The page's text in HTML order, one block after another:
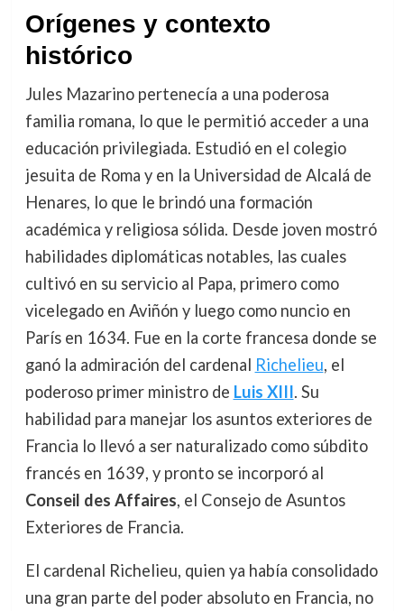
Orígenes y contexto
histórico
Jules Mazarino pertenecía a una poderosa
familia romana, lo que le permitió acceder a una
educación privilegiada. Estudió en el colegio
jesuita de Roma y en la Universidad de Alcalá de
Henares, lo que le brindó una formación
académica y religiosa sólida. Desde joven mostró
habilidades diplomáticas notables, las cuales
cultivó en su servicio al Papa, primero como
vicelegado en Aviñón y luego como nuncio en
París en 1634. Fue en la corte francesa donde se
ganó la admiración del cardenal Richelieu, el
poderoso primer ministro de Luis XIII. Su
habilidad para manejar los asuntos exteriores de
Francia lo llevó a ser naturalizado como súbdito
francés en 1639, y pronto se incorporó al
Conseil des Affaires, el Consejo de Asuntos
Exteriores de Francia.
El cardenal Richelieu, quien ya había consolidado
una gran parte del poder absoluto en Francia, no